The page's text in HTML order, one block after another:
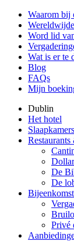
Waarom bij
Word lid
Wat is er te
Blog
FAQs
Mijn
Dublin
Het hotel
Slaapkamers
Restaurants
De
De
Privé